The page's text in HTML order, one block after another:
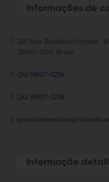
Informações de
229 Rua Bonifácio Portela ,
26900-000, Brasil
(24) 98107-7236
(24) 98107-7236
Informação